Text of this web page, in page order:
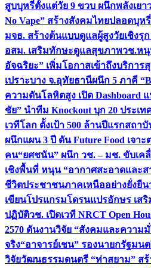
สูบบุหรี่ตั้งแต่วัย 9 ขวบ ผนึกพลังเยา
No Vape” สร้างสังคมไทยปลอดบุห
มจธ. สร้างต้นแบบดูแลผู้สูงวัยเชิงรุ
อสม. เสริมทักษะดูแลสุขภาพวช.หนุ
อัจฉริยะ” เพิ่มโอกาสเข้าถึงบริกา
เปราะบาง จ.อุทัยธานีผนึก 5 ภาคี
ความดันโลหิตสูง เปิด Dashboard
ชัย” นำทีม Knockout บุก 20 ประเ
เวทีโลก ตั้งเป้า 500 ล้านปีแรกสถาบั
ผนึกแผน 3 ปี ดัน Future Food เจา
คน“ยศชนัน” ผนึก วช. – มช. ขับเค
เชิงพื้นที่ หนุน “อากาศสะอาดและ
ชีวิตประชาชนภาคเหนืออย่างยั่งยืน
เขียนโปรแกรมโดรนแปรอักษร เส
ปฏิบัติวช. เปิดเวที NRCT Open
2570 ดันงานวิจัย “สังคมและความ
จริง“อาจารย์เชน” รองนายกรัฐมน
วิจัยวัฒนธรรมดนตรี “ท่าสยาม” ส